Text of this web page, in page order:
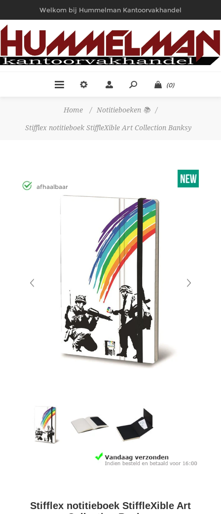
Welkom bij Hummelman Kantoorvakhandel
(0)
Home / Notitieboeken 📚 /
Stifflex notitieboek StiffleXible Art Collection Banksy
afhaalbaar
Stifflex notitieboek StiffleXible Art